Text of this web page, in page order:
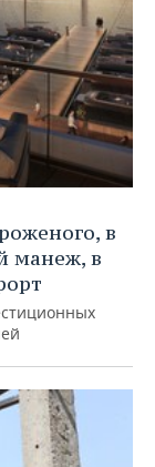
в
манеж, в